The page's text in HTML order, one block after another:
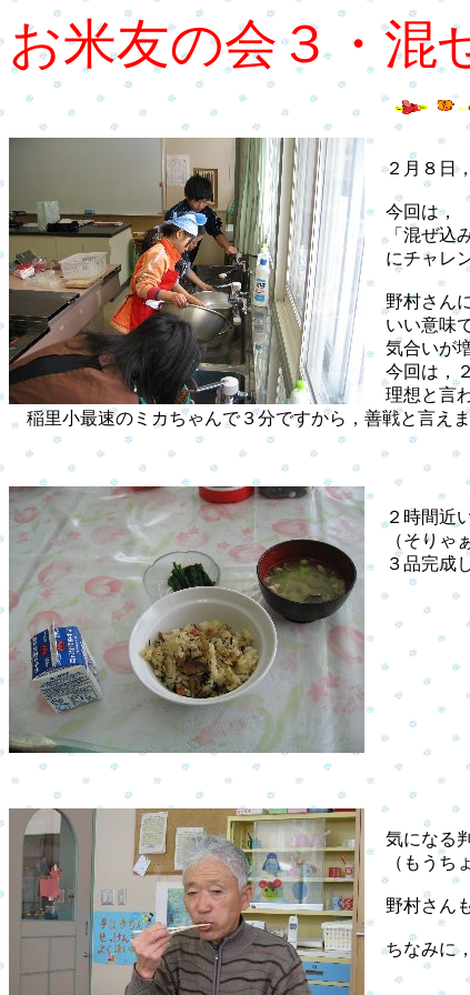
お米友の会３・混
２月８日，
今回は，
「混ぜ込
にチャレ
野村さん
いい意味
気合いが増
今回は，
理想と言
稲里小最速のミカちゃんで３分ですから，善戦と言え
２時間近
（そりゃ
３品完成し
気になる
（もうち
野村さん
ちなみに